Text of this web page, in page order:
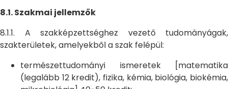
8.1. Szakmai jellemzők
8.1.1. A szakképzettséghez vezető tudományágak,
szakterületek, amelyekből a szak felépül:
természettudományi ismeretek [matematika
(legalább 12 kredit), fizika, kémia, biológia, biokémia,